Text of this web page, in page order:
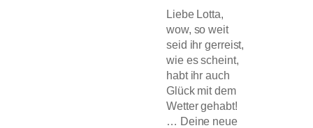
Liebe Lotta,
wow, so weit
seid ihr gerreist,
wie es scheint,
habt ihr auch
Glück mit dem
Wetter gehabt!
… Deine neue